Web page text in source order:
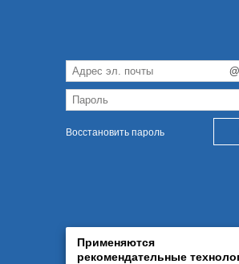
Восстановить пароль
Применяются
рекомендательные